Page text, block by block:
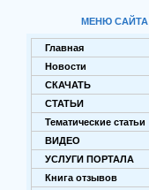
МЕНЮ САЙТА
Главная
Новости
СКАЧАТЬ
СТАТЬИ
Тематические статьи
ВИДЕО
УСЛУГИ ПОРТАЛА
Книга отзывов